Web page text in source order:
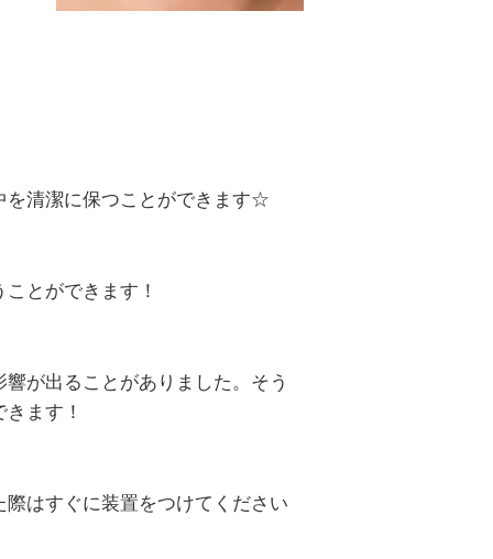
を清潔に保つことができます☆
とができます！
が出ることがありました。そう
ます！
はすぐに装置をつけてください